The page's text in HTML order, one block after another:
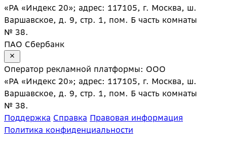
«РА «Индекс 20»; адрес: 117105, г. Москва, ш.
Варшавское, д. 9, стр. 1, пом. Б часть комнаты
№ 38.
ПАО Сбербанк
Оператор рекламной платформы: ООО
«РА «Индекс 20»; адрес: 117105, г. Москва, ш.
Варшавское, д. 9, стр. 1, пом. Б часть комнаты
№ 38.
Поддержка Справка Правовая информация
Политика конфиденциальности